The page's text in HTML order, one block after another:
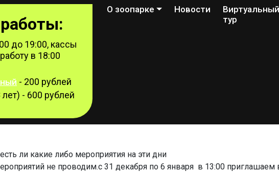
до 19:00, кассы
в 18:00
- 200 рублей
- 600 рублей
О зоопарке Новости
Виртуальный
тур
ли какие либо мероприятия на эти дни
не проводим.с 31 декабря по 6 января в 13:00 приглашаем